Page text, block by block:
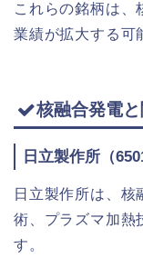
これらの銘柄は、
業績が拡大する可
核融合発電
日立製作所（
日立製作所は、核
術、プラズマ加熱
す。